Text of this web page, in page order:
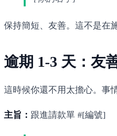
保持簡短、友善。這不是在
逾期 1-3 天：友
這時候你還不用太擔心。事
主旨： 跟進請款單 #[編號]